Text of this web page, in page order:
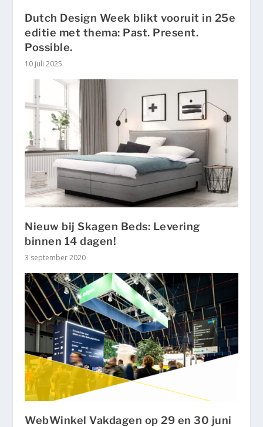
Dutch Design Week blikt vooruit in 25e
editie met thema: Past. Present.
Possible.
10 juli 2025
Nieuw bij Skagen Beds: Levering
binnen 14 dagen!
3 september 2020
WebWinkel Vakdagen op 29 en 30 juni